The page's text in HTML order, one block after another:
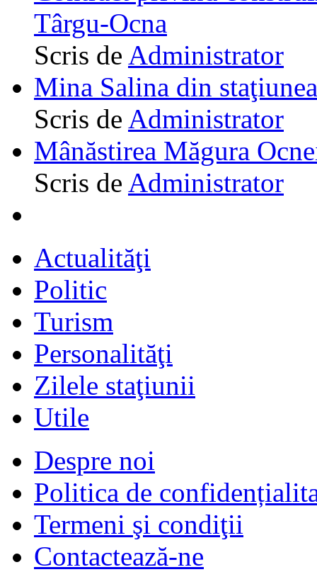
Târgu-Ocna
Scris de Administrator
Mina Salina din
Scris de Administrator
Mânăstirea Măgura
Scris de Administrator
Actualităţi
Politic
Turism
Personalităţi
Zilele staţiunii
Utile
Despre noi
Politica de
Termeni şi condiţii
Contactează-ne